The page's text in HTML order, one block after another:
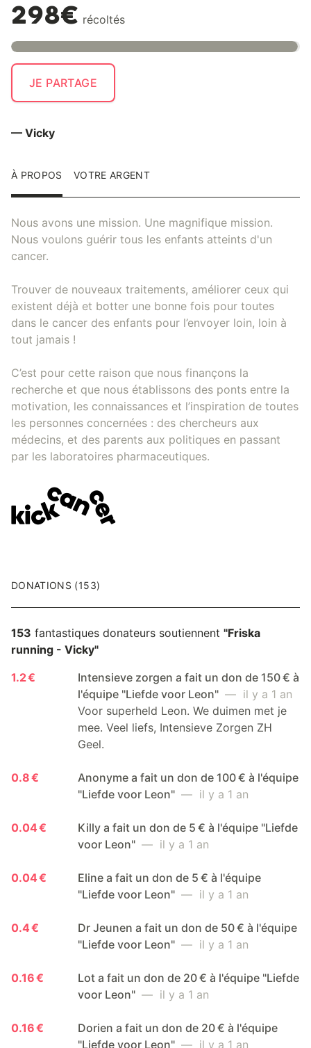
298€ récoltés
JE PARTAGE
— Vicky
À PROPOS VOTRE ARGENT
Nous avons une mission. Une magnifique mission.
Nous voulons guérir tous les enfants atteints d'un
cancer.
Trouver de nouveaux traitements, améliorer ceux qui
existent déjà et botter une bonne fois pour toutes
dans le cancer des enfants pour l’envoyer loin, loin à
tout jamais !
C’est pour cette raison que nous finançons la
recherche et que nous établissons des ponts entre la
motivation, les connaissances et l’inspiration de toutes
les personnes concernées : des chercheurs aux
médecins, et des parents aux politiques en passant
par les laboratoires pharmaceutiques.
DONATIONS (153)
153 fantastiques donateurs soutiennent "Friska
running - Vicky"
1.2 €
Intensieve zorgen a fait un don de 150 € à
l'équipe "Liefde voor Leon" — il y a 1 an
Voor superheld Leon. We duimen met je
mee. Veel liefs, Intensieve Zorgen ZH
Geel.
0.8 €
Anonyme a fait un don de 100 € à l'équipe
"Liefde voor Leon" — il y a 1 an
0.04 €
Killy a fait un don de 5 € à l'équipe "Liefde
voor Leon" — il y a 1 an
0.04 €
Eline a fait un don de 5 € à l'équipe
"Liefde voor Leon" — il y a 1 an
0.4 €
Dr Jeunen a fait un don de 50 € à l'équipe
"Liefde voor Leon" — il y a 1 an
0.16 €
Lot a fait un don de 20 € à l'équipe "Liefde
voor Leon" — il y a 1 an
0.16 €
Dorien a fait un don de 20 € à l'équipe
"Liefde voor Leon" — il y a 1 an